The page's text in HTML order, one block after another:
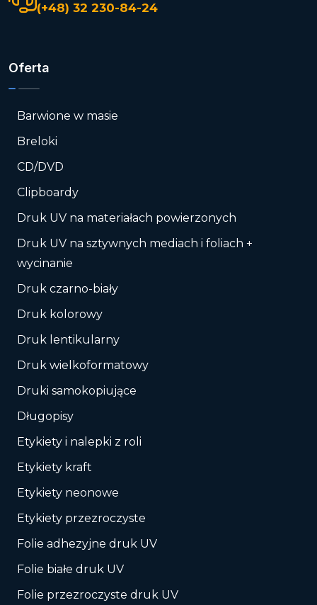
(+48) 32 230-84-24
Oferta
Barwione w masie
Breloki
CD/DVD
Clipboardy
Druk UV na materiałach powierzonych
Druk UV na sztywnych mediach i foliach +
wycinanie
Druk czarno-biały
Druk kolorowy
Druk lentikularny
Druk wielkoformatowy
Druki samokopiujące
Długopisy
Etykiety i nalepki z roli
Etykiety kraft
Etykiety neonowe
Etykiety przezroczyste
Folie adhezyjne druk UV
Folie białe druk UV
Folie przezroczyste druk UV